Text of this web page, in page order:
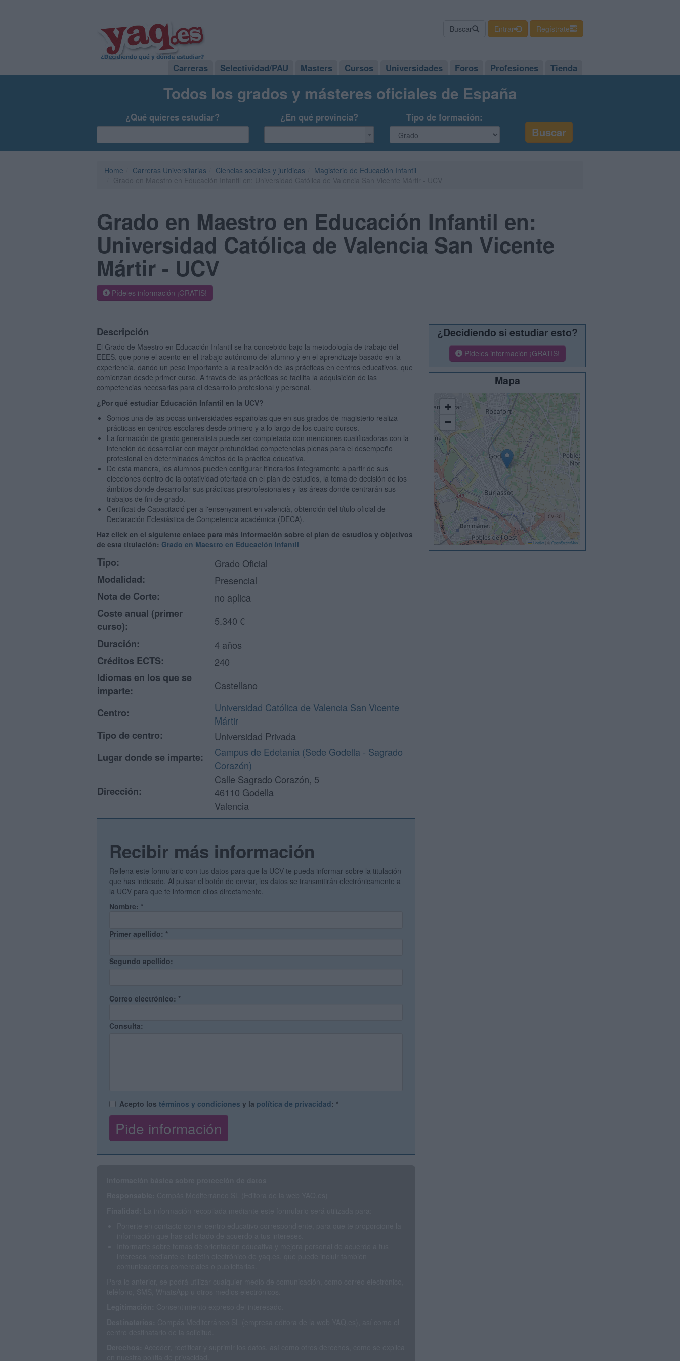
Buscar Entrar Regístrate
Carreras Selectividad/PAU Masters Cursos Universidades Foros Profesiones Tienda
Todos los grados y másteres oficiales de España
¿Qué quieres estudiar? ¿En qué provincia? Tipo de formación:
Home Carreras Universitarias Ciencias sociales y jurídicas
Magisterio de Educación Infantil
Grado en Maestro en Educación Infantil en:
Universidad Católica de Valencia San Vicente
Mártir - UCV
Pídeles información ¡GRATIS!
Descripción
El Grado de Maestro en Educación Infantil se ha concebido bajo la metodología de trabajo del
EEES, que pone el acento en el trabajo autónomo del alumno y en el aprendizaje basado en la
experiencia, dando un peso importante a la realización de las prácticas en centros educativos, que
comienzan desde primer curso. A través de las prácticas se facilita la adquisición de las
competencias necesarias para el desarrollo profesional y personal.
¿Por qué estudiar Educación Infantil en la UCV?
Somos una de las pocas universidades españolas que en sus grados de magisterio realiza
prácticas en centros escolares desde primero y a lo largo de los cuatro cursos.
La formación de grado generalista puede ser completada con menciones cualificadoras con la
intención de desarrollar con mayor profundidad competencias plenas para el desempeño
profesional en determinados ámbitos de la práctica educativa.
De esta manera, los alumnos pueden configurar itinerarios íntegramente a partir de sus
elecciones dentro de la optatividad ofertada en el plan de estudios, la toma de decisión de los
ámbitos donde desarrollar sus prácticas preprofesionales y las áreas donde centrarán sus
trabajos de fin de grado.
Certificat de Capacitació per a l'ensenyament en valencià, obtención del título oficial de
Declaración Eclesiástica de Competencia académica (DECA).
Haz click en el siguiente enlace para más información sobre el plan de estudios y objetivos
de esta titulación: Grado en Maestro en Educación Infantil
Tipo:
Grado Oficial
Modalidad:
Presencial
Nota de Corte:
no aplica
Coste anual (primer
curso):
5.340 €
Duración:
4 años
Créditos ECTS:
240
Idiomas en los que se
imparte:
Castellano
Centro:
Universidad Católica de Valencia San Vicente
Mártir
Tipo de centro:
Universidad Privada
Lugar donde se imparte:
Campus de Edetania (Sede Godella - Sagrado
Corazón)
Dirección:
Calle Sagrado Corazón, 5
46110 Godella
Valencia
Recibir más información
Rellena este formulario con tus datos para que la UCV te pueda informar sobre la titulación
que has indicado. Al pulsar el botón de enviar, los datos se transmitirán electrónicamente a
la UCV para que te informen ellos directamente.
Nombre: *
Primer apellido: *
Segundo apellido:
Correo electrónico: *
Consulta:
Acepto los términos y condiciones y la política de privacidad: *
¿Decidiendo si estudiar esto?
Pídeles información ¡GRATIS!
Mapa
+
−
Leaflet OpenStreetMap